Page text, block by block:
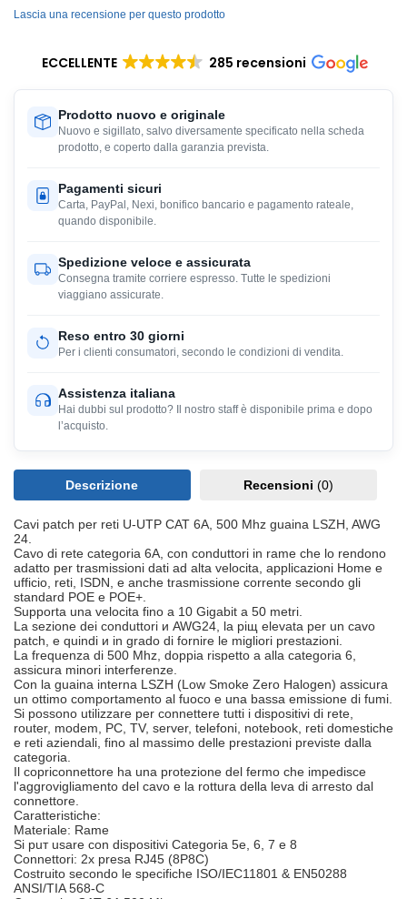
Lascia una recensione per questo prodotto
ECCELLENTE 285 recensioni
Prodotto nuovo e originale
Nuovo e sigillato, salvo diversamente specificato nella scheda
prodotto, e coperto dalla garanzia prevista.
Pagamenti sicuri
Carta, PayPal, Nexi, bonifico bancario e pagamento rateale,
quando disponibile.
Spedizione veloce e assicurata
Consegna tramite corriere espresso. Tutte le spedizioni
viaggiano assicurate.
Reso entro 30 giorni
Per i clienti consumatori, secondo le condizioni di vendita.
Assistenza italiana
Hai dubbi sul prodotto? Il nostro staff è disponibile prima e dopo
l’acquisto.
Descrizione Recensioni (0)
Cavi patch per reti U-UTP CAT 6A, 500 Mhz guaina LSZH, AWG
24.
Cavo di rete categoria 6A, con conduttori in rame che lo rendono
adatto per trasmissioni dati ad alta velocitа, applicazioni Home e
ufficio, reti, ISDN, e anche trasmissione corrente secondo gli
standard POE e POE+.
Supporta una velocitа fino a 10 Gigabit a 50 metri.
La sezione dei conduttori и AWG24, la piщ elevata per un cavo
patch, e quindi и in grado di fornire le migliori prestazioni.
La frequenza di 500 Mhz, doppia rispetto a alla categoria 6,
assicura minori interferenze.
Con la guaina interna LSZH (Low Smoke Zero Halogen) assicura
un ottimo comportamento al fuoco e una bassa emissione di fumi.
Si possono utilizzare per connettere tutti i dispositivi di rete,
router, modem, PC, TV, server, telefoni, notebook, reti domestiche
e reti aziendali, fino al massimo delle prestazioni previste dalla
categoria.
Il copriconnettore ha una protezione del fermo che impedisce
l'aggrovigliamento del cavo e la rottura della leva di arresto dal
connettore.
Caratteristiche:
Materiale: Rame
Si puт usare con dispositivi Categoria 5e, 6, 7 e 8
Connettori: 2x presa RJ45 (8P8C)
Costruito secondo le specifiche ISO/IEC11801 & EN50288
ANSI/TIA 568-C